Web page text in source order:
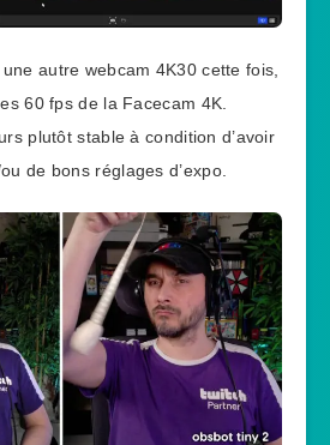
autre webcam 4K30 cette fois,
60 fps de la Facecam 4K.
plutôt stable à condition d’avoir
de bons réglages d’expo.